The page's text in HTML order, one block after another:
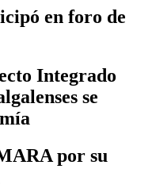
en foro de
Integrado
se
por su